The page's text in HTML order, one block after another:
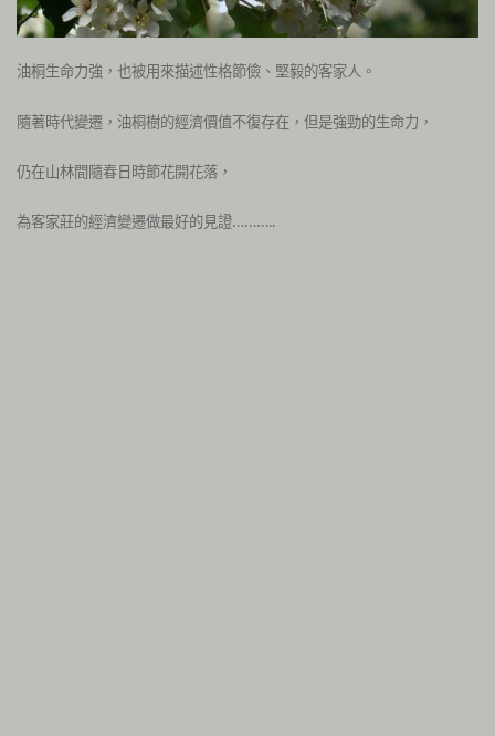
油桐生命力強，也被用來描述性格節儉、堅毅的客家人。
隨著時代變遷，油桐樹的經濟價值不復存在，但是強勁的生命力，
仍在山林間隨春日時節花開花落，
為客家莊的經濟變遷做最好的見證………..